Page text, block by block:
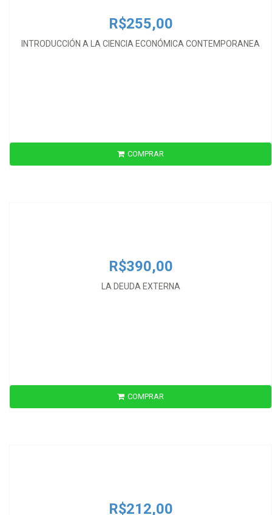
R$255,00
INTRODUCCIÓN A LA CIENCIA ECONÓMICA CONTEMPORANEA
COMPRAR
R$390,00
LA DEUDA EXTERNA
R$390,00
COMPRAR
R$212,00
R$212,00